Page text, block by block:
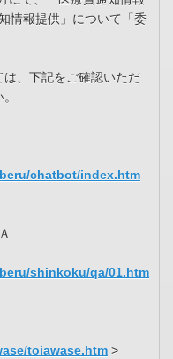
情報提供」について「委
、下記をご確認いただ
chatbot/index.htm
shinkoku/qa/01.htm
toiawase.htm >